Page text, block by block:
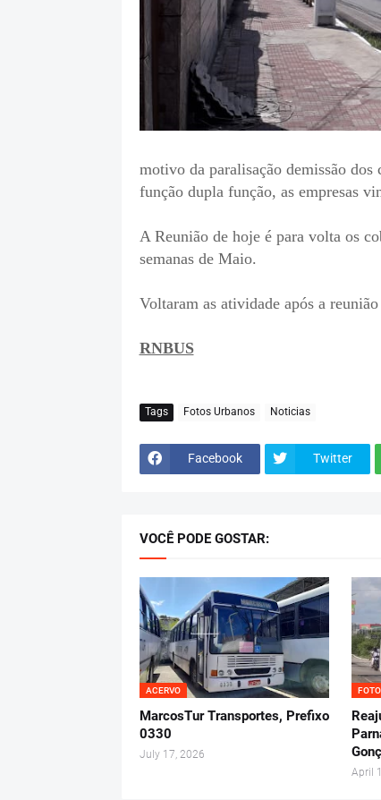
motivo da paralisação demissão dos
função dupla função, as empresas
A Reunião de hoje é para volta os
semanas de Maio.
Voltaram as atividade após a
RNBUS
Tags Fotos Urbanos Noticias
Facebook Twitter
VOCÊ PODE GOSTAR:
ACERVO
MarcosTur Transportes, Prefixo
0330
July 17, 2026
April